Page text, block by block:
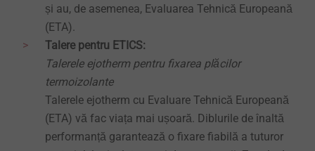
și au, de asemenea, Evaluarea Tehnică Europeană
(ETA).
Talere pentru ETICS:
Talerele ejotherm pentru fixarea plăcilor
termoizolante
Talerele ejotherm cu Evaluare Tehnică Europeană
(ETA) vă fac viața mai ușoară. Diblurile de înaltă
performanță garantează o fixare fiabilă a tuturor